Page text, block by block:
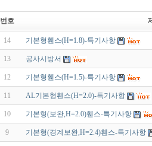
번호
14 기본형휀스(H=1.8)-특기사항
13 공사시방서
12 기본형휀스(H=1.5)-특기사항
11 AL기본형휀스(H=2.0)-특기사항
10 기본형(보완,H=2.0)휀스-특기사항
9 기본형(경계보완,H=2.4)휀스-특기사항